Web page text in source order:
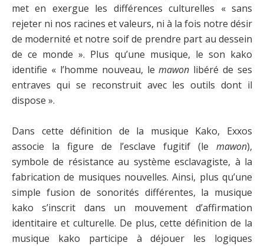
met en exergue les différences culturelles « sans
rejeter ni nos racines et valeurs, ni à la fois notre désir
de modernité et notre soif de prendre part au dessein
de ce monde ». Plus qu’une musique, le son kako
identifie « l’homme nouveau, lemawon libéré de ses
entraves qui se reconstruit avec les outils dont il
dispose ».
Dans cette définition de la musique Kako, Exxos
associe la figure de l’esclave fugitif (le mawon),
symbole de résistance au système esclavagiste, à la
fabrication de musiques nouvelles. Ainsi, plus qu’une
simple fusion de sonorités différentes, la musique
kako s’inscrit dans un mouvement d’affirmation
identitaire et culturelle. De plus, cette définition de la
musique kako participe à déjouer les logiques